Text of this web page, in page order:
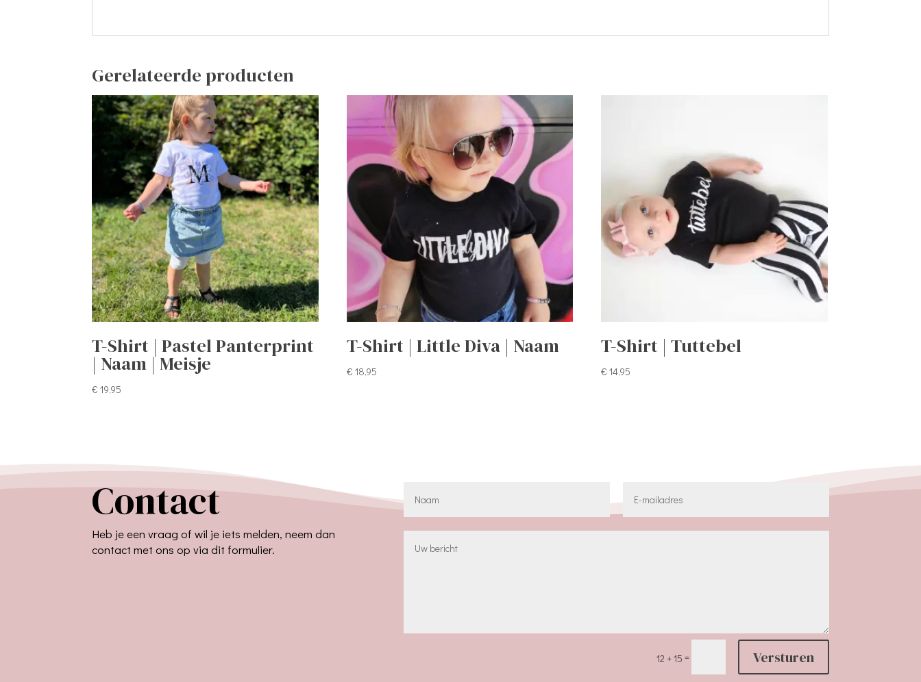
Gerelateerde producten
T-Shirt | Pastel Panterprint
| Naam | Meisje
€ 19,95
T-Shirt | Little Diva | Naam
€ 18,95
T-Shirt | Tuttebel
€ 14,95
Contact
Heb je een vraag of wil je iets melden, neem dan
contact met ons op via dit formulier.
12 + 15 = Versturen